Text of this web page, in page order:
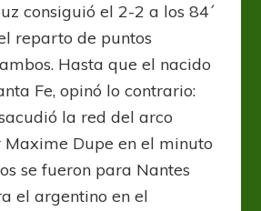
consiguió el 2-2 a los 84´
reparto de puntos
Hasta que el nacido
Fe, opinó lo contrario:
la red del arco
Maxime Dupe en el minuto
se fueron para Nantes
el argentino en el